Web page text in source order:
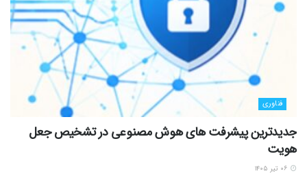
فناوری
جدیدترین پیشرفت های هوش مصنوعی در تشخیص جعل
هویت